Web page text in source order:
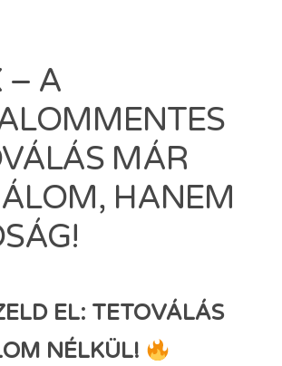
– A
MÁR
HANEM
EL: TETOVÁLÁS
NÉLKÜL!
TKTX KENŐCSÖK KÖZÜL